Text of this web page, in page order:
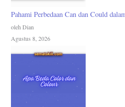
Pahami Perbedaan Can dan Could
oleh Dian
Agustus 8, 2026